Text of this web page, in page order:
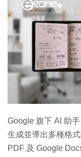
Google 旗下 AI 助
生成並導出多種格
PDF 及 Google